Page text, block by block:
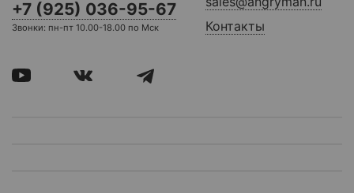
+7 (925) 036-95-67
Звонки: пн-пт 10.00-18.00 по Мск
Контакты